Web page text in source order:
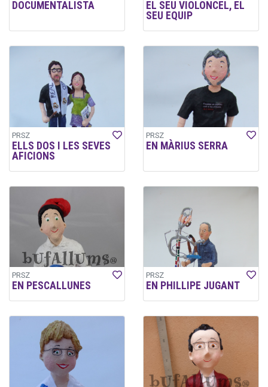
DOCUMENTALISTA
EL SEU VIOLONCEL, EL
SEU EQUIP
PRSZ
ELLS DOS I LES SEVES
AFICIONS
PRSZ
EN MÀRIUS SERRA
PRSZ
EN PESCALLUNES
PRSZ
EN PHILLIPE JUGANT